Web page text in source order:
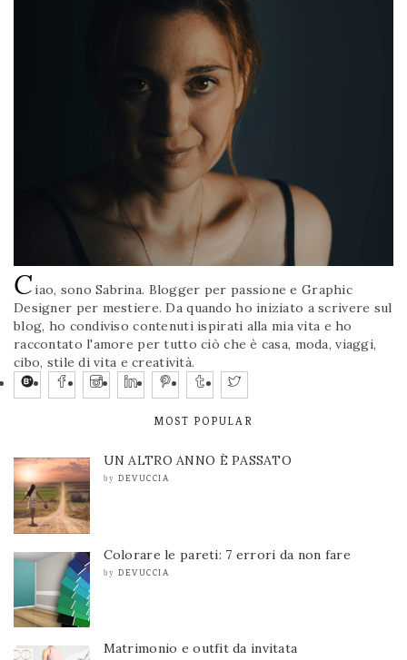
Ciao, sono Sabrina. Blogger per passione e Graphic
Designer per mestiere. Da quando ho iniziato a scrivere sul
blog, ho condiviso contenuti ispirati alla mia vita e ho
raccontato l'amore per tutto ciò che è casa, moda, viaggi,
cibo, stile di vita e creatività.
MOST POPULAR
UN ALTRO ANNO È PASSATO
by DEVUCCIA
Colorare le pareti: 7 errori da non fare
by DEVUCCIA
Matrimonio e outfit da invitata